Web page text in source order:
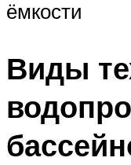
ёмкости
Виды